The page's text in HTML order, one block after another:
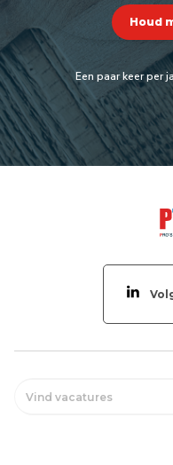
Een paar keer per